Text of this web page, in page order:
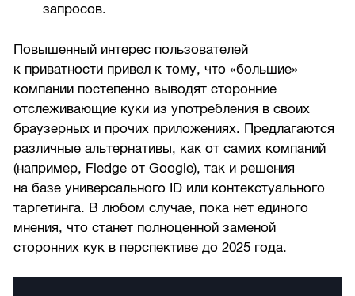
запросов.
Повышенный интерес пользователей
к приватности привел к тому, что «большие»
компании постепенно выводят сторонние
отслеживающие куки из употребления в своих
браузерных и прочих приложениях. Предлагаются
различные альтернативы, как от самих компаний
(например, Fledge от Google), так и решения
на базе универсального ID или контекстуального
таргетинга. В любом случае, пока нет единого
мнения, что станет полноценной заменой
сторонних кук в перспективе до 2025 года.